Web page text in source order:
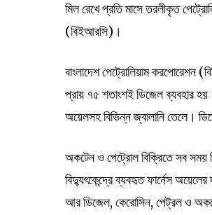
মিল রেখে প্রতি মাসে তরলীকৃত
(বিইআরসি)।
বাংলাদেশ পেট্রোলিয়াম করপোরেশন
প্রায় ৭৫ শতাংশই ডিজেল ব্যবহার
অয়েলসহ বিভিন্ন জ্বালানি তেলে।
অকটেন ও পেট্রোল বিক্রিতে সব সময়
বিদ্যুৎকেন্দ্রে ব্যবহৃত ফার্নেস
আর ডিজেল, কেরোসিন, পেট্রল ও